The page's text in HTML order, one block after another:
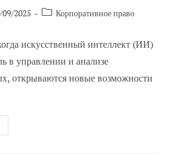
09/2025
Категория
Корпоративное право
искусственный интеллект (ИИ)
в управлении и анализе
открываются новые возможности